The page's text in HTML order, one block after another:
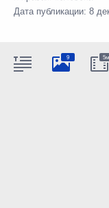
Дата публикации: 8
9 5м